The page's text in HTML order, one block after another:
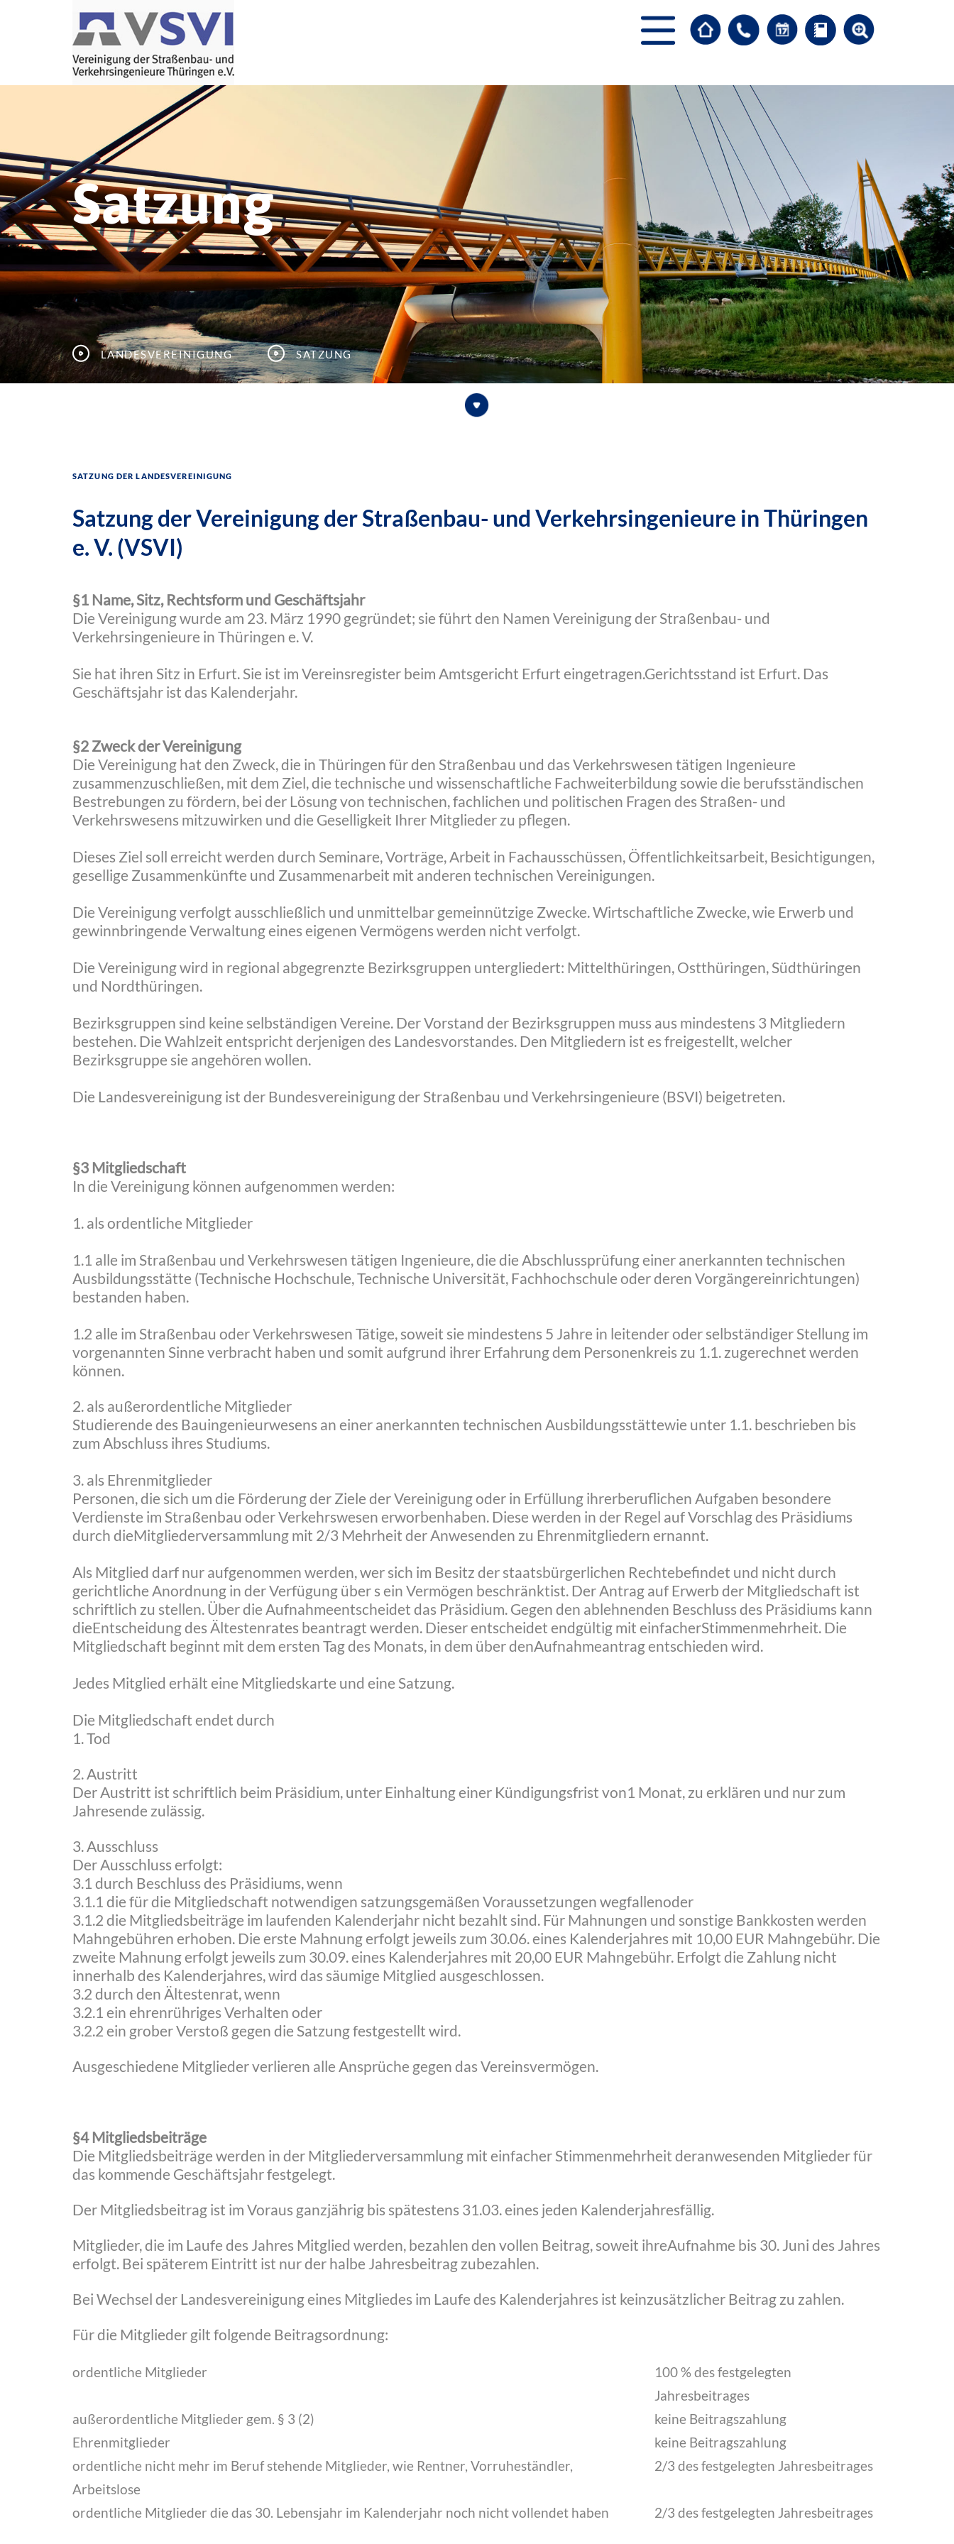
Satzung
Landesvereinigung Satzung
Satzung der Landesvereinigung
Satzung der Vereinigung der Straßenbau- und Verkehrsingenieure in Thüringen
e. V. (VSVI)
§1 Name, Sitz, Rechtsform und Geschäftsjahr
Die Vereinigung wurde am 23. März 1990 gegründet; sie führt den Namen Vereinigung der Straßenbau- und
Verkehrsingenieure in Thüringen e. V.
Sie hat ihren Sitz in Erfurt. Sie ist im Vereinsregister beim Amtsgericht Erfurt eingetragen.Gerichtsstand ist Erfurt. Das
Geschäftsjahr ist das Kalenderjahr.
§2 Zweck der Vereinigung
Die Vereinigung hat den Zweck, die in Thüringen für den Straßenbau und das Verkehrswesen tätigen Ingenieure
zusammenzuschließen, mit dem Ziel, die technische und wissenschaftliche Fachweiterbildung sowie die berufsständischen
Bestrebungen zu fördern, bei der Lösung von technischen, fachlichen und politischen Fragen des Straßen- und
Verkehrswesens mitzuwirken und die Geselligkeit Ihrer Mitglieder zu pflegen.
Dieses Ziel soll erreicht werden durch Seminare, Vorträge, Arbeit in Fachausschüssen, Öffentlichkeitsarbeit, Besichtigungen,
gesellige Zusammenkünfte und Zusammenarbeit mit anderen technischen Vereinigungen.
Die Vereinigung verfolgt ausschließlich und unmittelbar gemeinnützige Zwecke. Wirtschaftliche Zwecke, wie Erwerb und
gewinnbringende Verwaltung eines eigenen Vermögens werden nicht verfolgt.
Die Vereinigung wird in regional abgegrenzte Bezirksgruppen untergliedert: Mittelthüringen, Ostthüringen, Südthüringen
und Nordthüringen.
Bezirksgruppen sind keine selbständigen Vereine. Der Vorstand der Bezirksgruppen muss aus mindestens 3 Mitgliedern
bestehen. Die Wahlzeit entspricht derjenigen des Landesvorstandes. Den Mitgliedern ist es freigestellt, welcher
Bezirksgruppe sie angehören wollen.
Die Landesvereinigung ist der Bundesvereinigung der Straßenbau und Verkehrsingenieure (BSVI) beigetreten.
§3 Mitgliedschaft
In die Vereinigung können aufgenommen werden:
1. als ordentliche Mitglieder
1.1 alle im Straßenbau und Verkehrswesen tätigen Ingenieure, die die Abschlussprüfung einer anerkannten technischen
Ausbildungsstätte (Technische Hochschule, Technische Universität, Fachhochschule oder deren Vorgängereinrichtungen)
bestanden haben.
1.2 alle im Straßenbau oder Verkehrswesen Tätige, soweit sie mindestens 5 Jahre in leitender oder selbständiger Stellung im
vorgenannten Sinne verbracht haben und somit aufgrund ihrer Erfahrung dem Personenkreis zu 1.1. zugerechnet werden
können.
2. als außerordentliche Mitglieder
Studierende des Bauingenieurwesens an einer anerkannten technischen Ausbildungsstättewie unter 1.1. beschrieben bis
zum Abschluss ihres Studiums.
3. als Ehrenmitglieder
Personen, die sich um die Förderung der Ziele der Vereinigung oder in Erfüllung ihrerberuflichen Aufgaben besondere
Verdienste im Straßenbau oder Verkehrswesen erworbenhaben. Diese werden in der Regel auf Vorschlag des Präsidiums
durch dieMitgliederversammlung mit 2/3 Mehrheit der Anwesenden zu Ehrenmitgliedern ernannt.
Als Mitglied darf nur aufgenommen werden, wer sich im Besitz der staatsbürgerlichen Rechtebefindet und nicht durch
gerichtliche Anordnung in der Verfügung über s ein Vermögen beschränktist. Der Antrag auf Erwerb der Mitgliedschaft ist
schriftlich zu stellen. Über die Aufnahmeentscheidet das Präsidium. Gegen den ablehnenden Beschluss des Präsidiums kann
dieEntscheidung des Ältestenrates beantragt werden. Dieser entscheidet endgültig mit einfacherStimmenmehrheit. Die
Mitgliedschaft beginnt mit dem ersten Tag des Monats, in dem über denAufnahmeantrag entschieden wird.
Jedes Mitglied erhält eine Mitgliedskarte und eine Satzung.
Die Mitgliedschaft endet durch
1. Tod
2. Austritt
Der Austritt ist schriftlich beim Präsidium, unter Einhaltung einer Kündigungsfrist von1 Monat, zu erklären und nur zum
Jahresende zulässig.
3. Ausschluss
Der Ausschluss erfolgt:
3.1 durch Beschluss des Präsidiums, wenn
3.1.1 die für die Mitgliedschaft notwendigen satzungsgemäßen Voraussetzungen wegfallenoder
3.1.2 die Mitgliedsbeiträge im laufenden Kalenderjahr nicht bezahlt sind. Für Mahnungen und sonstige Bankkosten werden
Mahngebühren erhoben. Die erste Mahnung erfolgt jeweils zum 30.06. eines Kalenderjahres mit 10,00 EUR Mahngebühr. Die
zweite Mahnung erfolgt jeweils zum 30.09. eines Kalenderjahres mit 20,00 EUR Mahngebühr. Erfolgt die Zahlung nicht
innerhalb des Kalenderjahres, wird das säumige Mitglied ausgeschlossen.
3.2 durch den Ältestenrat, wenn
3.2.1 ein ehrenrühriges Verhalten oder
3.2.2 ein grober Verstoß gegen die Satzung festgestellt wird.
Ausgeschiedene Mitglieder verlieren alle Ansprüche gegen das Vereinsvermögen.
§4 Mitgliedsbeiträge
Die Mitgliedsbeiträge werden in der Mitgliederversammlung mit einfacher Stimmenmehrheit deranwesenden Mitglieder für
das kommende Geschäftsjahr festgelegt.
Der Mitgliedsbeitrag ist im Voraus ganzjährig bis spätestens 31.03. eines jeden Kalenderjahresfällig.
Mitglieder, die im Laufe des Jahres Mitglied werden, bezahlen den vollen Beitrag, soweit ihreAufnahme bis 30. Juni des Jahres
erfolgt. Bei späterem Eintritt ist nur der halbe Jahresbeitrag zubezahlen.
Bei Wechsel der Landesvereinigung eines Mitgliedes im Laufe des Kalenderjahres ist keinzusätzlicher Beitrag zu zahlen.
Für die Mitglieder gilt folgende Beitragsordnung:
ordentliche Mitglieder
100 % des festgelegten
Jahresbeitrages
außerordentliche Mitglieder gem. § 3 (2)
keine Beitragszahlung
Ehrenmitglieder
keine Beitragszahlung
ordentliche nicht mehr im Beruf stehende Mitglieder, wie Rentner, Vorruheständler,
Arbeitslose
2/3 des festgelegten Jahresbeitrages
ordentliche Mitglieder die das 30. Lebensjahr im Kalenderjahr noch nicht vollendet haben 2/3 des festgelegten Jahresbeitrages